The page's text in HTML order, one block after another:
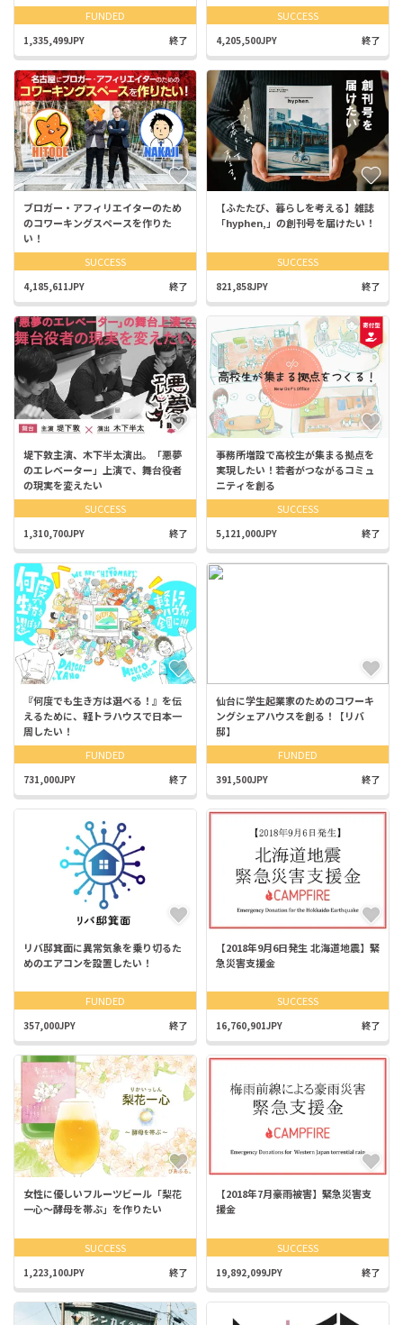
FUNDED
1,335,499JPY 終了
SUCCESS
4,205,500JPY 終了
ブロガー・アフィリエイターのため
のコワーキングスペースを作りた
い！
SUCCESS
4,185,611JPY 終了
【ふたたび、暮らしを考える】雑誌
「hyphen,」の創刊号を届けたい！
SUCCESS
821,858JPY 終了
堤下敦主演、木下半太演出。「悪夢
のエレベーター」上演で、舞台役者
の現実を変えたい
SUCCESS
1,310,700JPY 終了
事務所増設で高校生が集まる拠点を
実現したい！若者がつながるコミュ
ニティを創る
SUCCESS
5,121,000JPY 終了
『何度でも生き方は選べる！』を伝
えるために、軽トラハウスで日本一
周したい！
FUNDED
731,000JPY 終了
仙台に学生起業家のためのコワーキ
ングシェアハウスを創る！【リバ
邸】
FUNDED
391,500JPY 終了
リバ邸箕面に異常気象を乗り切るた
めのエアコンを設置したい！
FUNDED
357,000JPY 終了
【2018年9月6日発生 北海道地震】緊
急災害支援金
SUCCESS
16,760,901JPY 終了
女性に優しいフルーツビール「梨花
一心〜酵母を帯ぶ」を作りたい
SUCCESS
1,223,100JPY 終了
【2018年7月豪雨被害】緊急災害支
援金
SUCCESS
19,892,099JPY 終了